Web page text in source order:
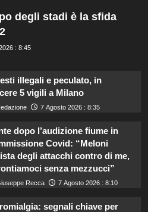
degli stadi è la sfida
: 8:45
illegali e peculato, in
5 vigili a Milano
7 Agosto 2026 : 8:35
dopo l’audizione fiume in
Covid: “Meloni
degli attacchi contro di me,
senza mezzucci”
Recca 7 Agosto 2026 : 8:10
segnali chiave per